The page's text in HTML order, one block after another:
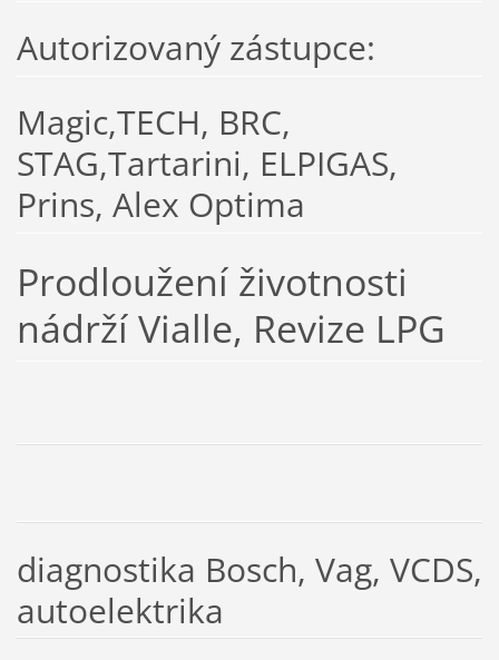
Autorizovaný zástupce:
Magic,TECH, BRC,
STAG,Tartarini, ELPIGAS,
Prins, Alex Optima
Prodloužení životnosti
nádrží Vialle, Revize LPG
diagnostika Bosch, Vag, VCDS,
autoelektrika